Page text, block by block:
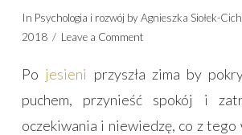
In Psychologia i rozwójby Agnieszka Siołek-
2018
Leave a Comment
Po jesieni przyszła zima by
puchem, przynieść spokój i
oczekiwania i niewiedzę, co z